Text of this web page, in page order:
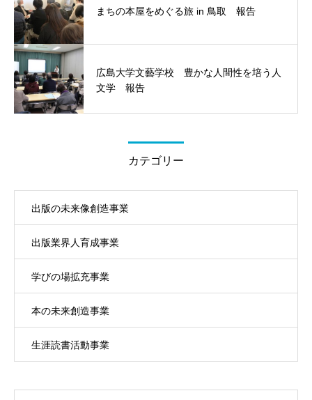
まちの本屋をめぐる旅 in 鳥取 報告
広島大学文藝学校 豊かな人間性を培う人
文学 報告
カテゴリー
出版の未来像創造事業
出版業界人育成事業
学びの場拡充事業
本の未来創造事業
生涯読書活動事業